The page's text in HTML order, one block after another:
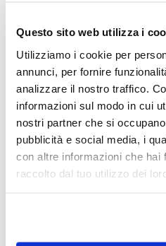
Questo sito web utilizza i
Utilizziamo i cookie per
annunci, per fornire
analizzare il nostro traffico.
informazioni sul modo in cui
nostri partner che si
pubblicità e social media, i
con altre informazioni che hai
raccolto dal tuo utilizzo dei
PRECEDENTE
Beverly
CONTATTACI
La tua email (richiesto)